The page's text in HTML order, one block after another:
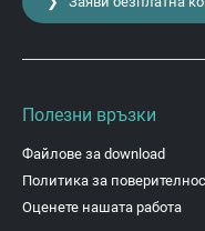
Полезни връзки
Файлове за download
Политика за
Оценете нашата работа